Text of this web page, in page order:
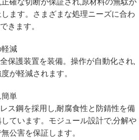
ます。さまざまな処理ニーズに合わ
きます。
減
保護装置を装備。操作が自動化され,
が軽減されます。
単
ス鋼を採用し,耐腐食性と防錆性を備
ています。モジュール設計で,分解や
公害を保証します。